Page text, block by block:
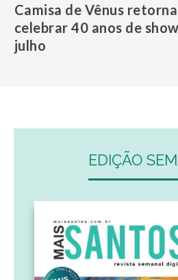
Camisa de Vênus
celebrar 40 anos de
julho
EDIÇÃO